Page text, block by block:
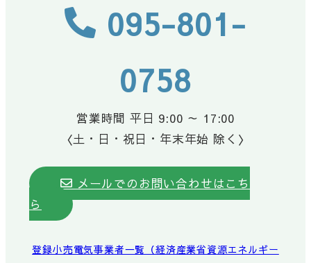
095-801-
0758
営業時間 平日 9:00 ～ 17:00
〈土・日・祝日・年末年始 除く〉
メールでのお問い合わせはこち
ら
登録小売電気事業者一覧（経済産業省資源エネルギー